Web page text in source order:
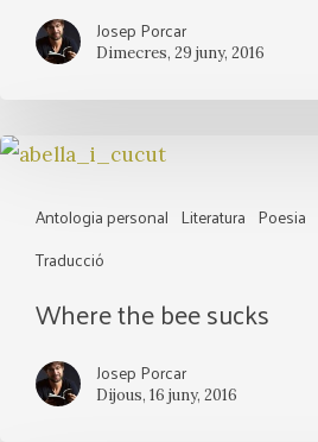
Josep Porcar
Dimecres, 29 juny, 2016
Antologia personal Literatura Poesia
Traducció
Where
sucks
Where the bee sucks
Josep Porcar
Dijous, 16 juny, 2016